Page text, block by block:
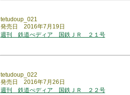
tetudoup_021
発売日 2016年7月19日
週刊 鉄道ぺディア 国鉄ＪＲ ２１号
tetudoup_022
発売日 2016年7月26日
週刊 鉄道ぺディア 国鉄ＪＲ ２２号